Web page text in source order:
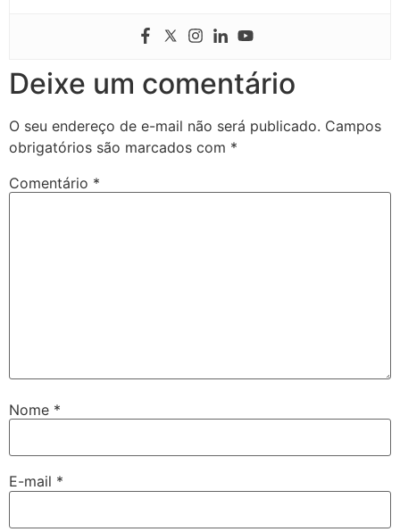
Deixe um comentário
O seu endereço de e-mail não será publicado. Campos
obrigatórios são marcados com *
Comentário *
Nome *
E-mail *